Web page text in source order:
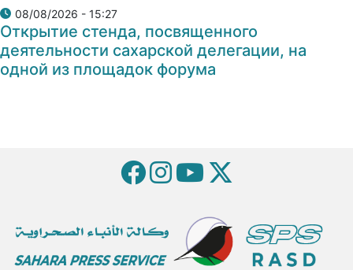
08/08/2026 - 15:27
Открытие стенда, посвященного
деятельности сахарской делегации, на
одной из площадок форума